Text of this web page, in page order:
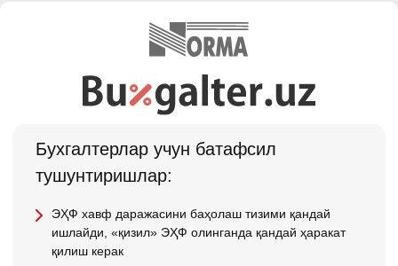
Бухгалтерлар учун батафсил
тушунтиришлар:
ЭҲФ хавф даражасини баҳолаш тизими қандай
ишлайди, «қизил» ЭҲФ олинганда қандай ҳаракат
қилиш керак